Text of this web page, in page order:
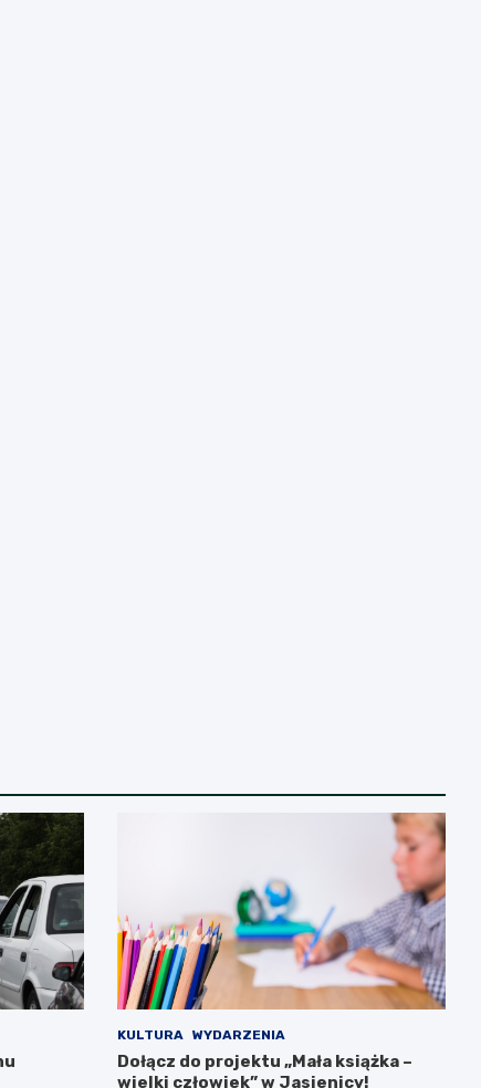
KULTURA WYDARZENIA
Dołącz do projektu „Mała książka –
wielki człowiek” w Jasienicy!